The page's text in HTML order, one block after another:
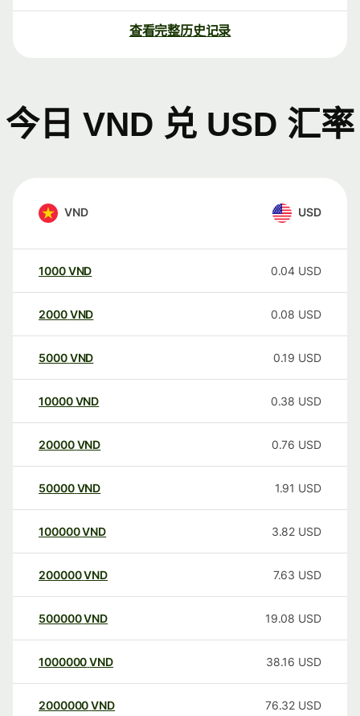
查看完整历史记录
今日 VND 兑 USD 汇率
VND USD
1000VND 0.04 USD
2000VND 0.08 USD
5000VND 0.19 USD
10000 VND 0.38 USD
20000 VND 0.76 USD
50000 VND 1.91 USD
100000VND 3.82 USD
200000VND 7.63 USD
500000VND 19.08 USD
1000000VND 38.16 USD
2000000VND 76.32 USD